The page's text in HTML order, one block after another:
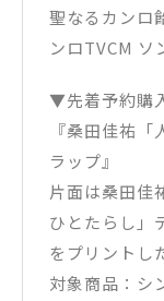
聖なるカンロ
ンロTVCM ソ
▼先着予約購
『桑田佳祐
ラップ』
片面は桑田佳
ひとたらし」
をプリントし
対象商品：シ